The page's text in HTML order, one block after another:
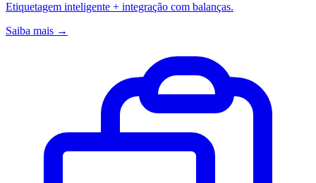
Etiquetagem inteligente + integração com balanças.
Saiba mais →